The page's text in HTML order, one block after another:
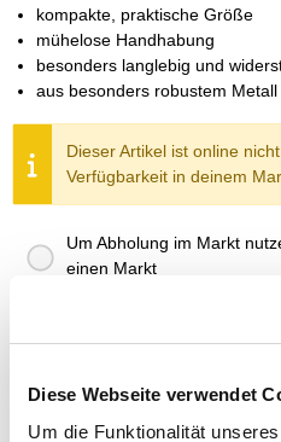
Diese Webseite verwendet
Um die Funktionalität
kompakte, praktische Größe
mühelose Handhabung
besonders langlebig und
aus besonders robustem Metall
Dieser Artikel ist online
Verfügbarkeit in deinem
Um Abholung im Markt
einen Markt
Menge